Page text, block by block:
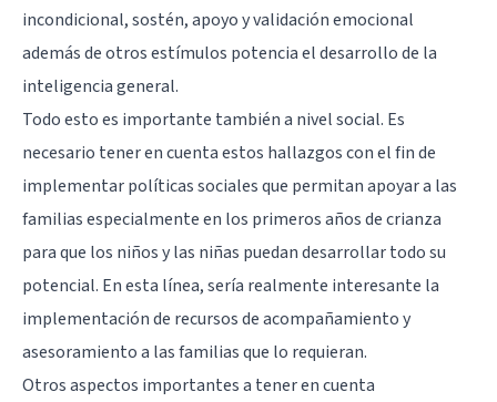
incondicional, sostén, apoyo y validación emocional
además de otros estímulos potencia el desarrollo de la
inteligencia general.
Todo esto es importante también a nivel social. Es
necesario tener en cuenta estos hallazgos con el fin de
implementar políticas sociales que permitan apoyar a las
familias especialmente en los primeros años de crianza
para que los niños y las niñas puedan desarrollar todo su
potencial. En esta línea, sería realmente interesante la
implementación de recursos de acompañamiento y
asesoramiento a las familias que lo requieran.
Otros aspectos importantes a tener en cuenta